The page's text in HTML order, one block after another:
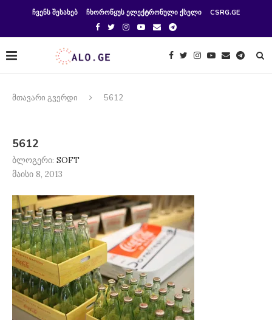
ᲩᲕᲔᲜᲡ ᲨᲔᲡᲐᲮᲔᲑ ᲩᲮᲝᲠᲝᲬᲧᲣᲡ ᲔᲚᲔᲥᲢᲠᲝᲜᲣᲚᲘ ᲥᲡᲔᲚᲘ CSRG.GE
მთავარი გვერდი 5612
5612
ბლოგერი: SOFT
მაისი 8, 2013